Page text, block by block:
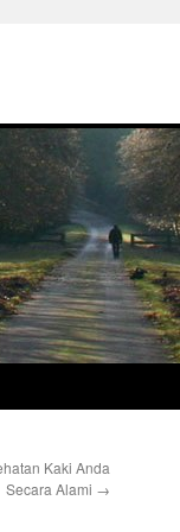
Kaki Anda
Secara Alami →